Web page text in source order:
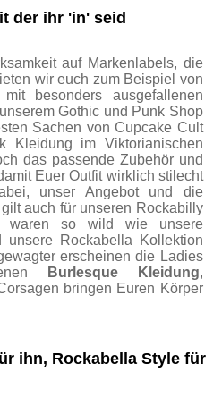
der ihr 'in' seid
auf Markenlabels, die
wir euch zum Beispiel von
mit besonders ausgefallenen
Gothic und Punk Shop
Sachen von Cupcake Cult
Kleidung im Viktorianischen
das passende Zubehör und
Euer Outfit wirklich stilecht
unser Angebot und die
auch für unseren Rockabilly
waren so wild wie unsere
unsere Rockabella Kollektion
erscheinen die Ladies
Burlesque Kleidung,
bringen Euren Körper
ihn, Rockabella Style für